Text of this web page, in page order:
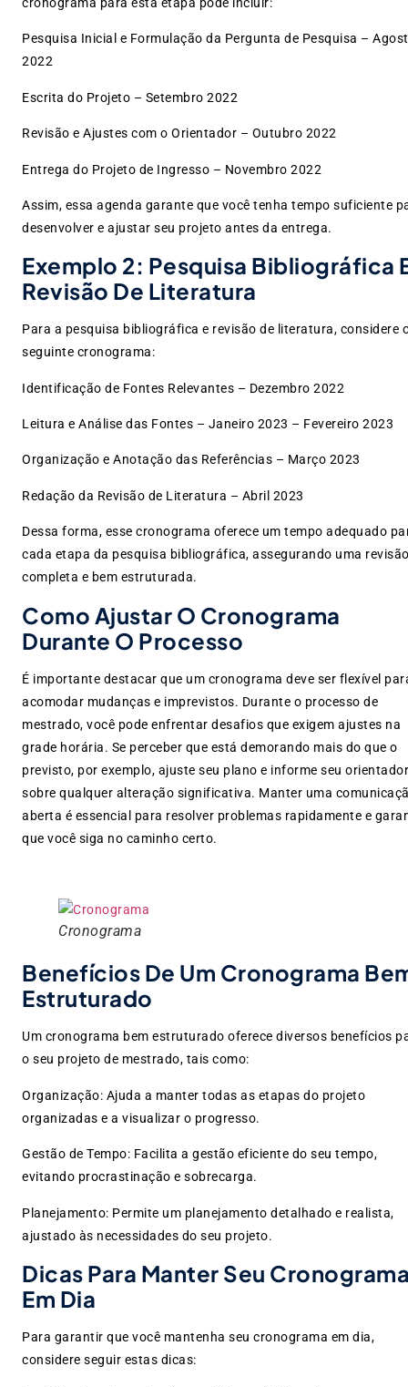
Pesquisa Inicial e Formulação da Pergunta de Pesquisa –
2022
Escrita do Projeto – Setembro 2022
Revisão e Ajustes com o Orientador – Outubro 2022
Entrega do Projeto de Ingresso – Novembro 2022
Assim, essa agenda garante que você tenha tempo suficiente
desenvolver e ajustar seu projeto antes da entrega.
Exemplo 2: Pesquisa Bibliográfica
Revisão De Literatura
Para a pesquisa bibliográfica e revisão de literatura, considere
seguinte cronograma:
Identificação de Fontes Relevantes – Dezembro 2022
Leitura e Análise das Fontes – Janeiro 2023 – Fevereiro 2023
Organização e Anotação das Referências – Março 2023
Redação da Revisão de Literatura – Abril 2023
Dessa forma, esse cronograma oferece um tempo adequado
cada etapa da pesquisa bibliográfica, assegurando uma
completa e bem estruturada.
Como Ajustar O Cronograma
Durante O Processo
É importante destacar que um cronograma deve ser flexível
acomodar mudanças e imprevistos. Durante o processo de
mestrado, você pode enfrentar desafios que exigem ajustes na
grade horária. Se perceber que está demorando mais do que o
previsto, por exemplo, ajuste seu plano e informe seu orientador
sobre qualquer alteração significativa. Manter uma
aberta é essencial para resolver problemas rapidamente e
que você siga no caminho certo.
Cronograma
Benefícios De Um Cronograma
Estruturado
Um cronograma bem estruturado oferece diversos benefícios
o seu projeto de mestrado, tais como:
Organização: Ajuda a manter todas as etapas do projeto
organizadas e a visualizar o progresso.
Gestão de Tempo: Facilita a gestão eficiente do seu tempo,
evitando procrastinação e sobrecarga.
Planejamento: Permite um planejamento detalhado e realista,
ajustado às necessidades do seu projeto.
Dicas Para Manter Seu
Em Dia
Para garantir que você mantenha seu cronograma em dia,
considere seguir estas dicas: